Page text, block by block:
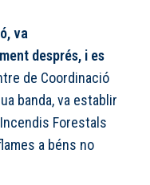
va
després, i es
de Coordinació
banda, va establir
Forestals
a béns no